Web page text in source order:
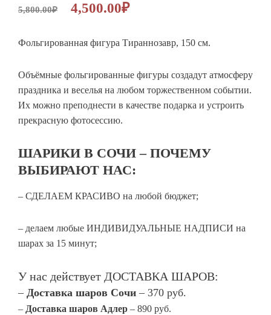
5,800.00₽ 4,500.00₽
Фольгированная фигура Тираннозавр, 150 см.
Объёмные фольгированные фигуры создадут атмосферу
праздника и веселья на любом торжественном событии.
Их можно преподнести в качестве подарка и устроить
прекрасную фотосессию.
ШАРИКИ В СОЧИ – ПОЧЕМУ
ВЫБИРАЮТ НАС:
– СДЕЛАЕМ КРАСИВО на любой бюджет;
– делаем любые ИНДИВИДУАЛЬНЫЕ НАДПИСИ на
шарах за 15 минут;
У нас действует ДОСТАВКА ШАРОВ:
– Доставка шаров Сочи – 370 руб.
– Доставка шаров Адлер – 890 руб.